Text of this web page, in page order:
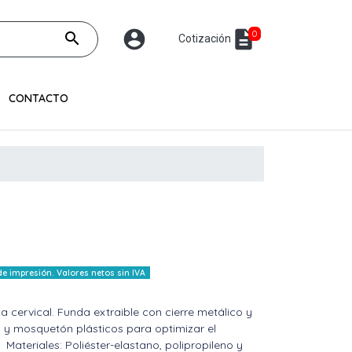
search account_circle Cotización description0
CONTACTO
impresión. Valores netos sin IVA
cervical. Funda extraible con cierre metálico y
mosquetón plásticos para optimizar el
Poliéster-elastano, polipropileno y